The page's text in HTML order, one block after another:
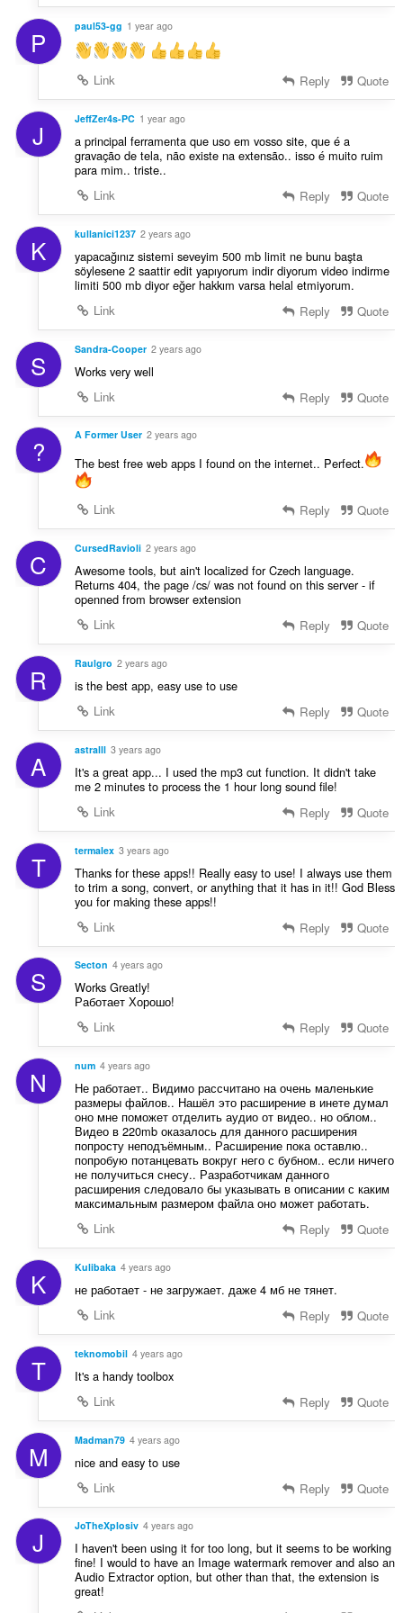
P paul53-gg 1 year ago
Link Reply Quote
J JeffZer4s-PC 1 year ago
a principal ferramenta que uso em vosso site, que é a
gravação de tela, não existe na extensão.. isso é muito ruim
para mim.. triste..
Link
Reply Quote
K kullanici1237 2 years ago
yapacağınız sistemi seveyim 500 mb limit ne bunu başta
söylesene 2 saattir edit yapıyorum indir diyorum video indirme
limiti 500 mb diyor eğer hakkım varsa helal etmiyorum.
Link
Reply Quote
S Sandra-Cooper 2 years ago
Works very well
Link
Reply Quote
? A Former User 2 years ago
The best free web apps I found on the internet.. Perfect.
Link Reply Quote
C CursedRavioli 2 years ago
Awesome tools, but ain't localized for Czech language.
Returns 404, the page /cs/ was not found on this server - if
openned from browser extension
Link
Reply Quote
R Raulgro 2 years ago
is the best app, easy use to use
Link
Reply Quote
A astralll 3 years ago
It's a great app... I used the mp3 cut function. It didn't take
me 2 minutes to process the 1 hour long sound file!
Link
Reply Quote
T termalex 3 years ago
Thanks for these apps!! Really easy to use! I always use them
to trim a song, convert, or anything that it has in it!! God Bless
you for making these apps!!
Link
Reply Quote
S Secton 4 years ago
Works Greatly!
Работает Хорошо!
Link
Reply Quote
N num 4 years ago
Не работает.. Видимо рассчитано на очень маленькие
размеры файлов.. Нашёл это расширение в инете думал
оно мне поможет отделить аудио от видео.. но облом..
Видео в 220mb оказалось для данного расширения
попросту неподъёмным.. Расширение пока оставлю..
попробую потанцевать вокруг него с бубном.. если ничего
не получиться снесу.. Разработчикам данного
расширения следовало бы указывать в описании с каким
максимальным размером файла оно может работать.
Link
Reply Quote
K Kulibaka 4 years ago
не работает - не загружает. даже 4 мб не тянет.
Link
Reply Quote
T teknomobil 4 years ago
It's a handy toolbox
Link
Reply Quote
M Madman79 4 years ago
nice and easy to use
Link
Reply Quote
J JoTheXplosiv 4 years ago
I haven't been using it for too long, but it seems to be working
fine! I would to have an Image watermark remover and also an
Audio Extractor option, but other than that, the extension is
great!